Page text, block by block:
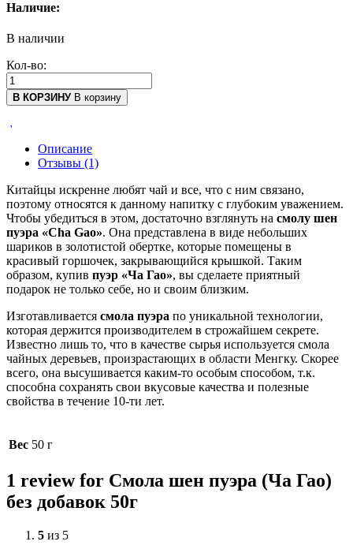
Наличие:
В наличии
Кол-во:
В КОРЗИНУ В корзину
Описание
Отзывы (1)
Китайцы искренне любят чай и все, что с ним связано,
поэтому относятся к данному напитку с глубоким уважением.
Чтобы убедиться в этом, достаточно взглянуть на смолу шен
пуэра «Cha Gao». Она представлена в виде небольших
шариков в золотистой обертке, которые помещены в
красивый горшочек, закрывающийся крышкой. Таким
образом, купив пуэр «Ча Гао», вы сделаете приятный
подарок не только себе, но и своим близким.
Изготавливается смола пуэра по уникальной технологии,
которая держится производителем в строжайшем секрете.
Известно лишь то, что в качестве сырья используется смола
чайных деревьев, произрастающих в области Менгку. Скорее
всего, она высушивается каким-то особым способом, т.к.
способна сохранять свои вкусовые качества и полезные
свойства в течение 10-ти лет.
Вес 50 г
1 review for Смола шен пуэра (Ча Гао)
без добавок 50г
5 из 5